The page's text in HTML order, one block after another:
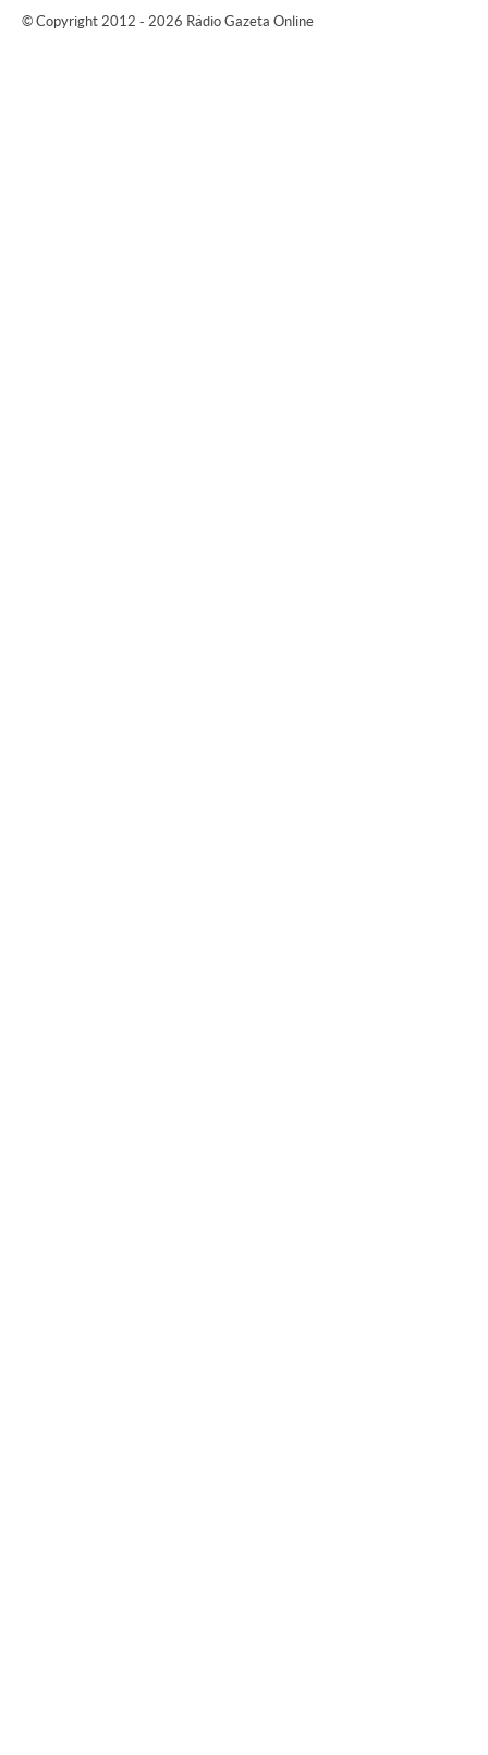
© Copyright 2012 - 2026 Rádio Gazeta Online